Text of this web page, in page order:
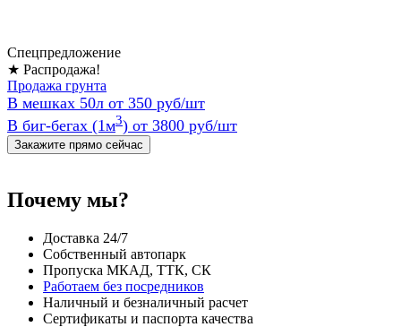
Спецпредложение
★ Распродажа!
Продажа грунта
В мешках 50л от 350 руб/шт
В биг-бегах (1м3) от 3800 руб/шт
Закажите прямо сейчас
Почему мы?
Доставка 24/7
Собственный автопарк
Пропуска МКАД, ТТК, СК
Работаем без посредников
Наличный и безналичный расчет
Сертификаты и паспорта качества